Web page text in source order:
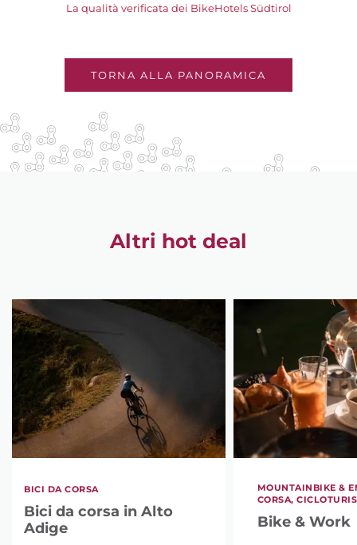
La qualità verificata dei BikeHotels Südtirol
TORNA ALLA PANORAMICA
Altri hot deal
BICI DA CORSA
Bici da corsa in Alto
Adige
MOUNTAINBIKE &
CORSA,
Bike & Work